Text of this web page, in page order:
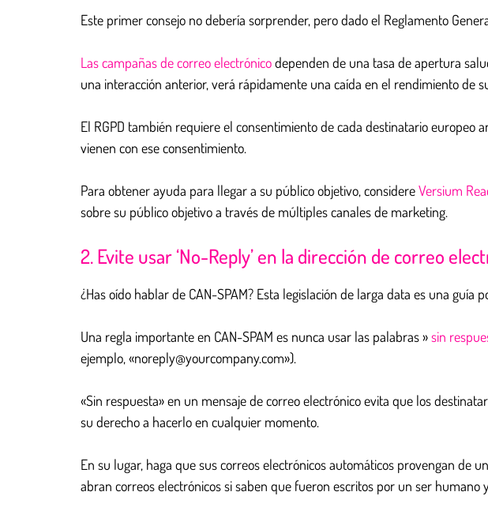
Este primer consejo no debería sorprender, pero dado el Reglamento
Las campañas de correo electrónicodependen de una tasa de apertura
una interacción anterior, verá rápidamente una caída en el rendimiento de
El RGPD también requiere el consentimiento de cada destinatario
vienen con ese consentimiento.
Para obtener ayuda para llegar a su público objetivo, considereVersium
sobre su público objetivo a través de múltiples canales de marketing.
2. Evite usar ‘No-Reply’ en la dirección de correo
¿Has oído hablar de CAN-SPAM? Esta legislación de larga data es una
Una regla importante en CAN-SPAM es nunca usar las palabras »sin
ejemplo, «noreply@yourcompany.com»).
«Sin respuesta» en un mensaje de correo electrónico evita que los
su derecho a hacerlo en cualquier momento.
En su lugar, haga que sus correos electrónicos automáticos provengan de
abran correos electrónicos si saben que fueron escritos por un ser